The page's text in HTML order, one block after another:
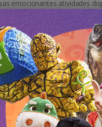
emocionantes atividades